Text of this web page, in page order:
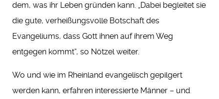
dem, was ihr Leben gründen kann. „Dabei begleitet sie
die gute, verheißungsvolle Botschaft des
Evangeliums, dass Gott ihnen auf ihrem Weg
entgegen kommt“, so Nötzel weiter.
Wo und wie im Rheinland evangelisch gepilgert
werden kann, erfahren interessierte Männer – und